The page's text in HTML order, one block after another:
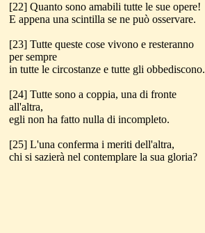
[22] Quanto sono amabili tutte le sue opere!
E appena una scintilla se ne può osservare.
[23] Tutte queste cose vivono e resteranno
per sempre
in tutte le circostanze e tutte gli obbediscono.
[24] Tutte sono a coppia, una di fronte
all'altra,
egli non ha fatto nulla di incompleto.
[25] L'una conferma i meriti dell'altra,
chi si sazierà nel contemplare la sua gloria?